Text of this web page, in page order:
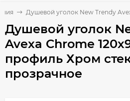
Душевой уголок New Trendy
Душевой уголок
Avexa Chrome
профиль Хром
прозрачное